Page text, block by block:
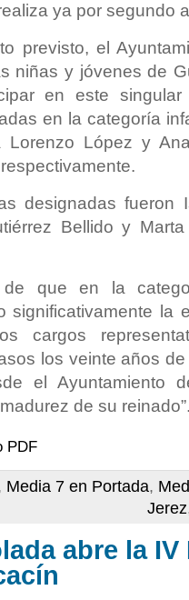
ya por segundo
previsto, el
niñas y jóvenes de
en este
en la categoría
López y
designadas fueron
Bellido y
que en la
significativamente la
cargos
los veinte años
el Ayuntamiento
de su
PDF
Media 7 en Portada,
Jerez
abre la IV